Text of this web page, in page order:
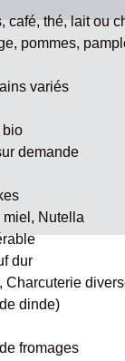
café, thé, lait ou
pommes,
variés
bio
demande
miel, Nutella
dur
Charcuterie
dinde)
fromages